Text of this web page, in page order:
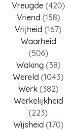
Vreugde (420)
Vriend (158)
Vrijheid (167)
Waarheid
(506)
Waking (38)
Wereld (1043)
Werk (382)
Werkelijkheid
(223)
Wijsheid (170)